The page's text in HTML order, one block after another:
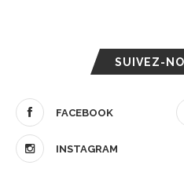
SUIVEZ-
FACEBOOK
INSTAGRAM